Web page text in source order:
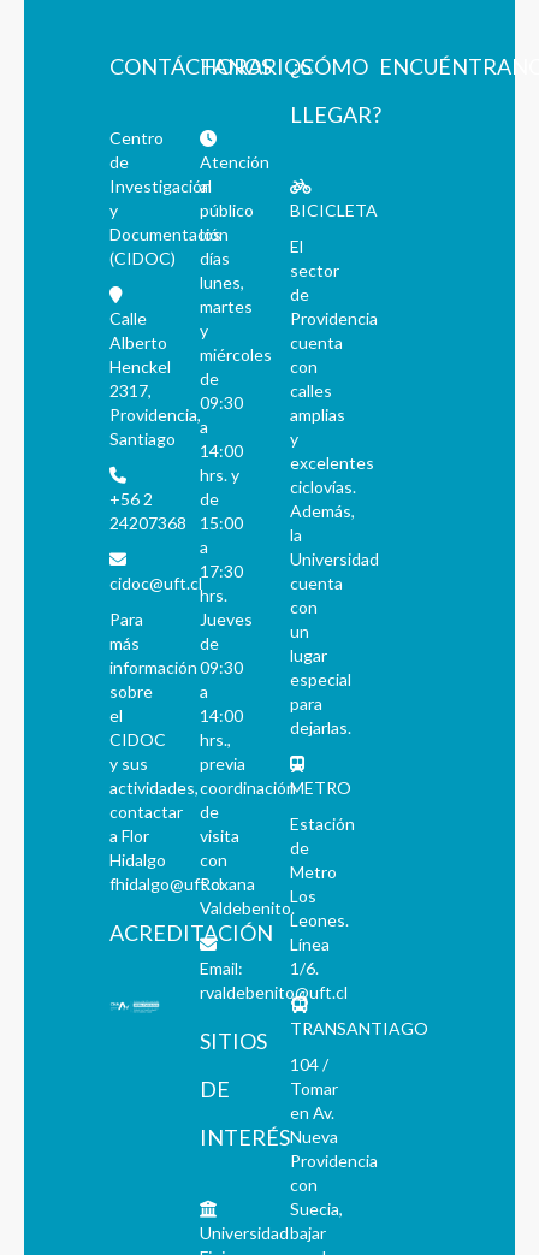
CONTÁCTANOS
Centro
de
Investigación
y
Documentación
(CIDOC)
Calle
Alberto
Henckel
2317,
Providencia,
Santiago
+56 2
24207368
cidoc@uft.cl
Para
más
información
sobre
el
CIDOC
y sus
actividades,
contactar
a Flor
Hidalgo
fhidalgo@uft.cl
ACREDITACIÓN
HORARIOS
Atención
al
público
los
días
lunes,
martes
y
miércoles
de
09:30
a
14:00
hrs. y
de
15:00
a
17:30
hrs.
Jueves
de
09:30
a
14:00
hrs.,
previa
coordinación
de
visita
con
Roxana
Valdebenito.
Email:
rvaldebenito@uft.cl
SITIOS
DE
INTERÉS
Universidad
¿CÓMO
LLEGAR?
BICICLETA
El
sector
de
Providencia
cuenta
con
calles
amplias
y
excelentes
ciclovías.
Además,
la
Universidad
cuenta
con
un
lugar
especial
para
dejarlas.
METRO
Estación
de
Metro
Los
Leones.
Línea
1/6.
TRANSANTIAGO
104 /
Tomar
en Av.
Nueva
Providencia
con
Suecia,
bajar